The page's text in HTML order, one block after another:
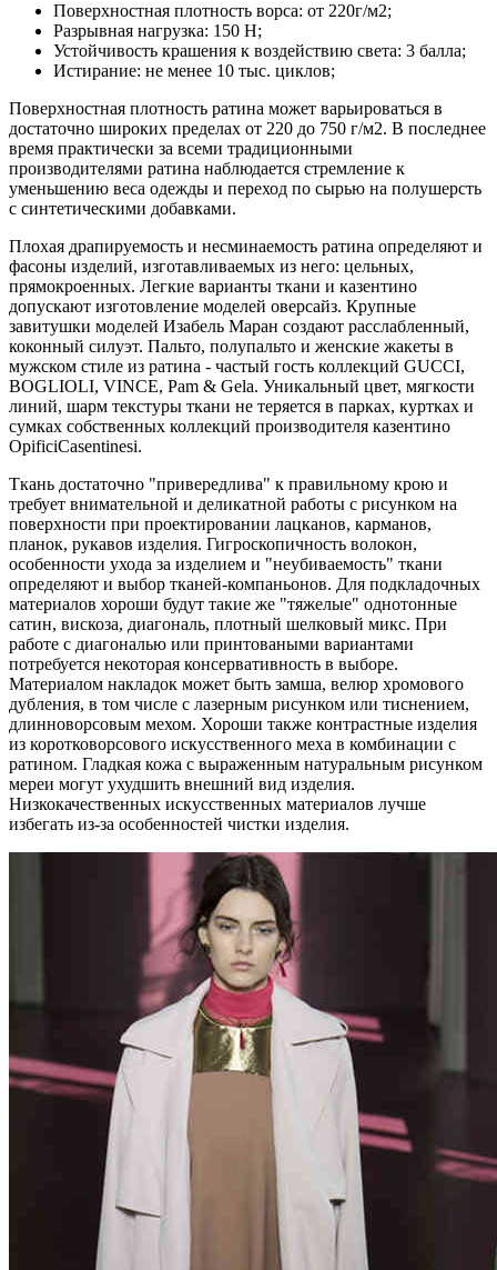
Поверхностная плотность ворса: от 220г/м2;
Разрывная нагрузка: 150 Н;
Устойчивость крашения к воздействию света: 3 балла;
Истирание: не менее 10 тыс. циклов;
Поверхностная плотность ратина может варьироваться в
достаточно широких пределах от 220 до 750 г/м2. В последнее
время практически за всеми традиционными
производителями ратина наблюдается стремление к
уменьшению веса одежды и переход по сырью на полушерсть
с синтетическими добавками.
Плохая драпируемость и несминаемость ратина определяют и
фасоны изделий, изготавливаемых из него: цельных,
прямокроенных. Легкие варианты ткани и казентино
допускают изготовление моделей оверсайз. Крупные
завитушки моделей Изабель Маран создают расслабленный,
коконный силуэт. Пальто, полупальто и женские жакеты в
мужском стиле из ратина - частый гость коллекций GUCCI,
BOGLIOLI, VINCE, Pam & Gela. Уникальный цвет, мягкости
линий, шарм текстуры ткани не теряется в парках, куртках и
сумках собственных коллекций производителя казентино
OpificiCasentinesi.
Ткань достаточно "привередлива" к правильному крою и
требует внимательной и деликатной работы с рисунком на
поверхности при проектировании лацканов, карманов,
планок, рукавов изделия. Гигроскопичность волокон,
особенности ухода за изделием и "неубиваемость" ткани
определяют и выбор тканей-компаньонов. Для подкладочных
материалов хороши будут такие же "тяжелые" однотонные
сатин, вискоза, диагональ, плотный шелковый микс. При
работе с диагональю или принтоваными вариантами
потребуется некоторая консервативность в выборе.
Материалом накладок может быть замша, велюр хромового
дубления, в том числе с лазерным рисунком или тиснением,
длинноворсовым мехом. Хороши также контрастные изделия
из коротковорсового искусственного меха в комбинации с
ратином. Гладкая кожа с выраженным натуральным рисунком
мереи могут ухудшить внешний вид изделия.
Низкокачественных искусственных материалов лучше
избегать из-за особенностей чистки изделия.